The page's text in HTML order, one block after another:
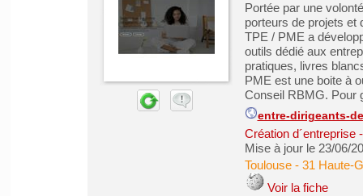
Portée par une
porteurs de projets et
TPE / PME a
outils dédié aux
pratiques, livres
PME est une boite à
Conseil RBMG. Pour
entre-dirigeants-
Création d´entreprise
Mise à jour le 23/06/
Toulouse- 31 Haute-
Voir la fiche